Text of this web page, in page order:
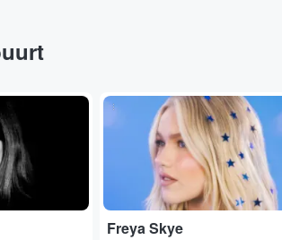
...
Freya Skye